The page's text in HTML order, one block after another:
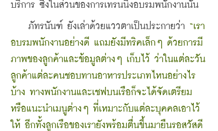
บริการ ซึ่งในส่วนของการเทรนนิ่งอบรมพนักงานนั้น
ภัทรนันฑ์ ยังเล่าด้วยแววตาเป็นประกายว่า “เรา
อบรมพนักงานอย่างดี แถมยังมีทริคเล็กๆ ด้วยการมี
ภาพของลูกค้าและข้อมูลต่างๆ เก็บไว้ ว่าในแต่ละวัน
ลูกค้าแต่ละคนชอบทานอาหารประเภทไหนอย่างไร
บ้าง ทางพนักงานและเชฟบนเรือก็จะได้จัดเตรียม
หรือแนะนำเมนูต่างๆ ที่เหมาะกับแต่ละบุคคลเอาไว้
ให้ อีกทั้งลูกเรือของเรายังพร้อมตื่นขึ้นมายืนรอสวัสดี